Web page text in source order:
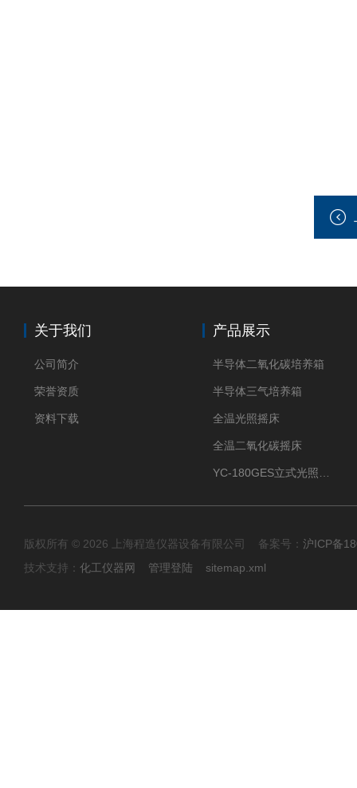
关于我们
公司简介
荣誉资质
资料下载
产品展示
半导体二氧化碳培养箱
半导体三气培养箱
全温光照摇床
全温二氧化碳摇床
版权所有 © 2026 上海程造仪器设备有限公司 备案号： 沪ICP备
技术支持： 化工仪器网 管理登陆 sitemap.xml